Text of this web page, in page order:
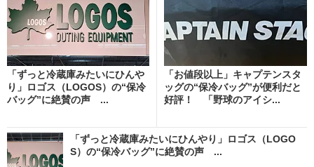
「ずっと冷蔵庫みたいにひんや
り」ロゴス（LOGOS）の“保冷
バッグ”に絶賛の声 ...
「お値段以上」キャプテンスタ
ッグの“保冷バッグ”が便利だと
好評！ 「野球のアイシ...
「ずっと冷蔵庫みたいにひんやり」ロゴス（LOGO
S）の“保冷バッグ”に絶賛の声 ...